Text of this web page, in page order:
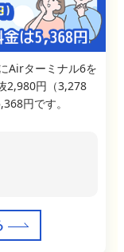
Airターミナル6を
2,980円（3,278
円です。